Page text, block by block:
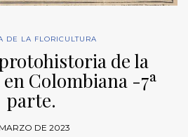
DE LA FLORICULTURA
de la
Colombiana -7ª
parte.
DE 2023